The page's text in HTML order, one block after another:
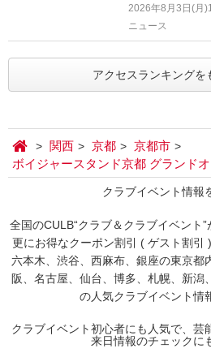
2026年8月3日(月
ニュース
アクセスランキングを
関西 京都
京都市
ボイジャースタンド京都 グランド
クラブイベント情報
全国のCULB“クラブ＆クラブイベント
更にお得なクーポン割引 ( ゲスト割引
六本木、渋谷、西麻布、銀座の東京都
阪、名古屋、仙台、博多、札幌、新潟
の人気クラブイベント情
クラブイベント初心者にも人気で、芸
来日情報のチェックに